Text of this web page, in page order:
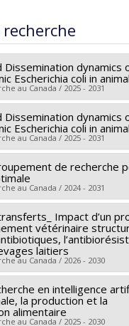
:M. Sc.
dans Papyrus
Dissemination dynamics
Escherichia coli in
au Canada / 2025 - 2031
: Maud de Lagarde
:CRSNG/
sciences naturelles et
de subvention :
subvention à la
Dissemination dynamics
Escherichia coli in
au Canada / 2025 - 2031
: Maud de Lagarde
: CRSNG/
sciences naturelles et
subvention :
la découverte
de recherche
au Canada / 2024 - 2031
: Simon Dufour
: Gilles Fecteau,Jean-
,Marie Archambault
Francoz,Christopher
Robichaud,Juan
de Lagarde,Isabella
Impact d’un
vétérinaire
laitiers
au Canada / 2026 - 2030
: Hélène Lardé
: Jean-Philippe Roy,
en intelligence
la production et la
alimentaire
au Canada / 2025 - 2030